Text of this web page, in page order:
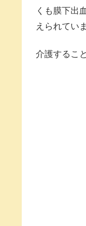
くも膜下出
えられてい
介護するこ